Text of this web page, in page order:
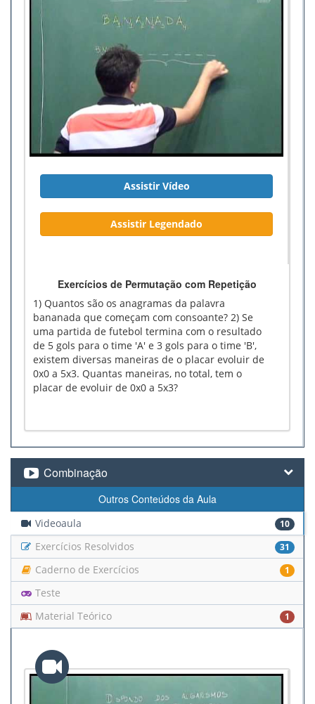
Assistir Vídeo
Assistir Legendado
Exercícios de Permutação com Repetição
1) Quantos são os anagramas da palavra
bananada que começam com consoante? 2) Se
uma partida de futebol termina com o resultado
de 5 gols para o time 'A' e 3 gols para o time 'B',
existem diversas maneiras de o placar evoluir de
0x0 a 5x3. Quantas maneiras, no total, tem o
placar de evoluir de 0x0 a 5x3?
Combinação
Outros Conteúdos da Aula
Videoaula 10
Exercícios Resolvidos 31
Caderno de Exercícios 1
Teste
Material Teórico
1